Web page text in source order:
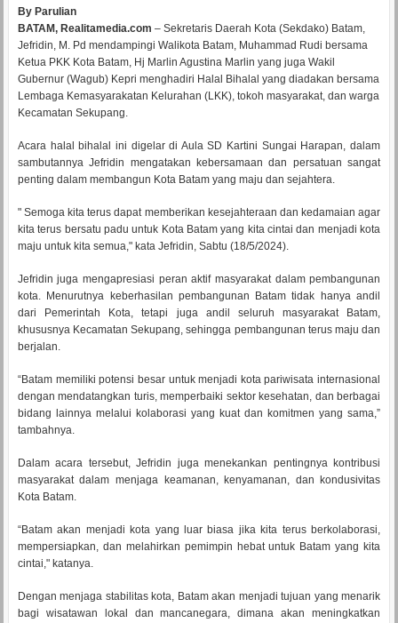
By Parulian
BATAM, Realitamedia.com – Sekretaris Daerah Kota (Sekdako) Batam,
Jefridin, M. Pd mendampingi Walikota Batam, Muhammad Rudi bersama
Ketua PKK Kota Batam, Hj Marlin Agustina Marlin yang juga Wakil
Gubernur (Wagub) Kepri menghadiri Halal Bihalal yang diadakan bersama
Lembaga Kemasyarakatan Kelurahan (LKK), tokoh masyarakat, dan warga
Kecamatan Sekupang.
Acara halal bihalal ini digelar di Aula SD Kartini Sungai Harapan, dalam
sambutannya Jefridin mengatakan kebersamaan dan persatuan sangat
penting dalam membangun Kota Batam yang maju dan sejahtera.
" Semoga kita terus dapat memberikan kesejahteraan dan kedamaian agar
kita terus bersatu padu untuk Kota Batam yang kita cintai dan menjadi kota
maju untuk kita semua," kata Jefridin, Sabtu (18/5/2024).
Jefridin juga mengapresiasi peran aktif masyarakat dalam pembangunan
kota. Menurutnya keberhasilan pembangunan Batam tidak hanya andil
dari Pemerintah Kota, tetapi juga andil seluruh masyarakat Batam,
khususnya Kecamatan Sekupang, sehingga pembangunan terus maju dan
berjalan.
“Batam memiliki potensi besar untuk menjadi kota pariwisata internasional
dengan mendatangkan turis, memperbaiki sektor kesehatan, dan berbagai
bidang lainnya melalui kolaborasi yang kuat dan komitmen yang sama,”
tambahnya.
Dalam acara tersebut, Jefridin juga menekankan pentingnya kontribusi
masyarakat dalam menjaga keamanan, kenyamanan, dan kondusivitas
Kota Batam.
“Batam akan menjadi kota yang luar biasa jika kita terus berkolaborasi,
mempersiapkan, dan melahirkan pemimpin hebat untuk Batam yang kita
cintai," katanya.
Dengan menjaga stabilitas kota, Batam akan menjadi tujuan yang menarik
bagi wisatawan lokal dan mancanegara, dimana akan meningkatkan